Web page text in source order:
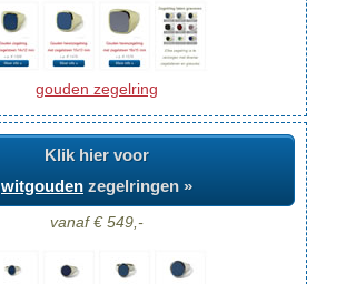
gouden zegelring
Klik hier voor
witgouden zegelringen »
vanaf € 549,-